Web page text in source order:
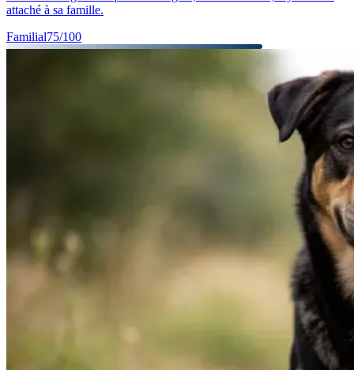
attaché à sa famille.
Familial75/100